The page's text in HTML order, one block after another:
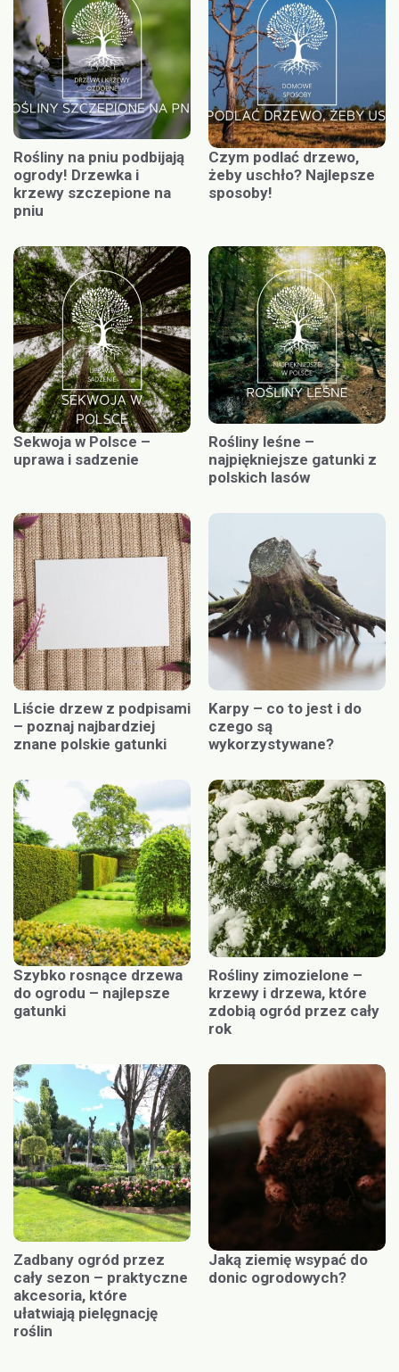
Rośliny na pniu podbijają
ogrody! Drzewka i
krzewy szczepione na
pniu
Czym podlać drzewo,
żeby uschło? Najlepsze
sposoby!
Sekwoja w Polsce –
uprawa i sadzenie
Rośliny leśne –
najpiękniejsze gatunki z
polskich lasów
Liście drzew z podpisami
– poznaj najbardziej
znane polskie gatunki
Karpy – co to jest i do
czego są
wykorzystywane?
Szybko rosnące drzewa
do ogrodu – najlepsze
gatunki
Rośliny zimozielone –
krzewy i drzewa, które
zdobią ogród przez cały
rok
Zadbany ogród przez
cały sezon – praktyczne
akcesoria, które
ułatwiają pielęgnację
roślin
Jaką ziemię wsypać do
donic ogrodowych?